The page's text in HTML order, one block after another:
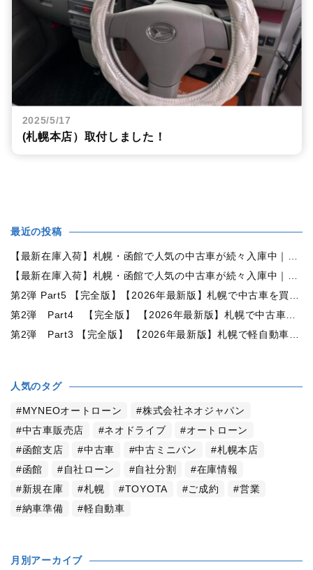
2025/5/17
(札幌本店）取付しました！
最近の投稿
【最新在庫入荷】札幌・函館で人気の中古車が続々入庫中｜早い者勝ち！【トヨタ ヴォクシー2.0ZS煌Ⅱ 4WD】
【最新在庫入荷】札幌・函館で人気の中古車が続々入庫中｜早い者勝ち！【ダイハツ タント660カスタムX 4WD】
第2弾 Part5 【完全版】【2026年最新版】札幌で中古車を買うなら何月がおすすめ？狙い目の時期・冬前に買うメリットを徹底解説
第2弾 Part4 【完全版】 【2026年最新版】札幌で中古車を買うなら2WDと4WDどっち？北海道の雪道・燃費・価格・維持費を徹底比較
第2弾 Part3 【完全版】 【2026年最新版】札幌で軽自動車を持つと月々いくら？維持費・ガソリン・保険・車検・冬タイヤまで徹底解説
人気のタグ
MYNEOオートローン
株式会社ネオジャパン
中古車販売店
ネオドライブ
オートローン
函館支店
中古車 中古ミニバン
札幌本店
函館
自社ローン 自社分割
在庫情報
新規在庫
札幌 TOYOTA ご成約
営業
納車準備
軽自動車
月別アーカイブ